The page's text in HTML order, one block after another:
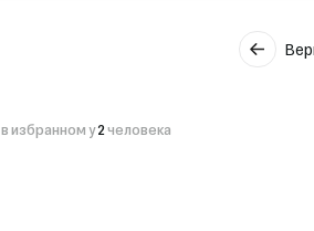
в избранном у2человека